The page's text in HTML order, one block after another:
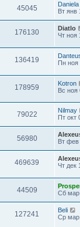
45045
Daniela
Вт янв
176130
Diatlo
Чт ноя
136419
Пн ноя
178959
Kotron
Вс ноя
79022
Nilmay
Пт окт
56980
Вт фев
469639
Чт дек
44509
Сб мар
127241
Beli
Ср мар